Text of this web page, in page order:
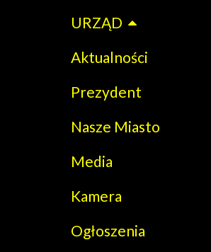
URZĄD
Aktualności
Prezydent
Nasze Miasto
Media
Kamera
Ogłoszenia